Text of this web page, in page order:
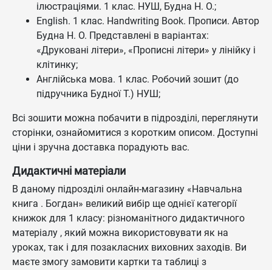
ілюстраціями. 1 клас. НУШ, Будна Н. О.;
English. 1 клас. Handwriting Book. Прописи. Автор
Будна Н. О. Представлені в варіантах:
«Друковані літери», «Прописні літери» у лінійку і
клітинку;
Англійська мова. 1 клас. Робочий зошит (до
підручника Будної Т.) НУШ;
Всі зошити можна побачити в підрозділі, переглянути
сторінки, ознайомитися з коротким описом. Доступні
ціни і зручна доставка порадують вас.
Дидактичні матеріали
В даному підрозділі онлайн-магазину «Навчальна
книга . Богдан» великий вибір ще однієї категорії
книжок для 1 класу: різноманітного дидактичного
матеріалу , який можна використовувати як на
уроках, так і для позакласних виховних заходів. Ви
маєте змогу замовити картки та таблиці з